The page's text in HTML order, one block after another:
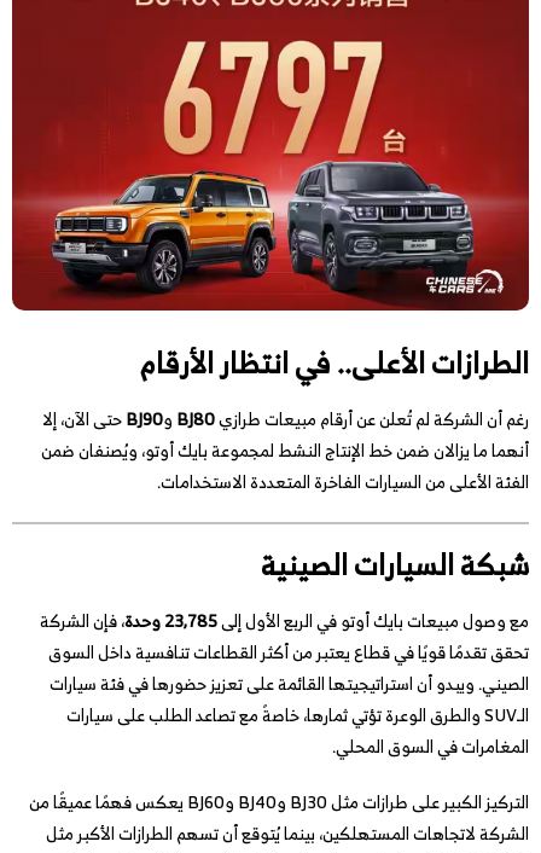
الطرازات الأعلى.. في انتظار الأرقام
رغم أن الشركة لم تُعلن عن أرقام مبيعات طرازيBJ80 وBJ90حتى الآن، إلا
أنهما ما يزالان ضمن خط الإنتاج النشط لمجموعة بايك أوتو، ويُصنفان ضمن
الفئة الأعلى من السيارات الفاخرة المتعددة الاستخدامات.
شبكة السيارات الصينية
مع وصول مبيعات بايك أوتو في الربع الأول إلى23,785 وحدة
، فإن الشركة
تحقق تقدمًا قويًا في قطاع يعتبر من أكثر القطاعات تنافسية داخل السوق
الصيني. ويبدو أن استراتيجيتها القائمة على تعزيز حضورها في فئة سيارات
الـSUV والطرق الوعرة تؤتي ثمارها، خاصةً مع تصاعد الطلب على سيارات
المغامرات في السوق المحلي.
التركيز الكبير على طرازات مثل BJ30 وBJ40 وBJ60 يعكس فهمًا عميقًا من
الشركة لاتجاهات المستهلكين، بينما يُتوقع أن تسهم الطرازات الأكبر مثل